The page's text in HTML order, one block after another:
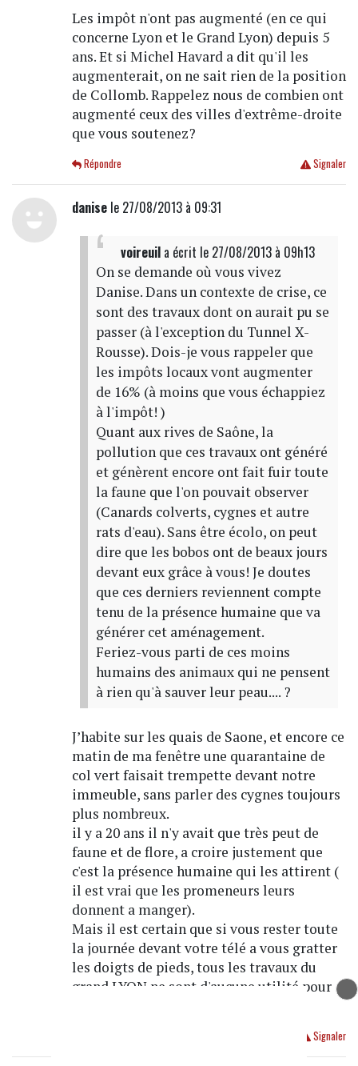
Les impôt n'ont pas augmenté (en ce qui
concerne Lyon et le Grand Lyon) depuis 5
ans. Et si Michel Havard a dit qu'il les
augmenterait, on ne sait rien de la position
de Collomb. Rappelez nous de combien ont
augmenté ceux des villes d'extrême-droite
que vous soutenez?
Signaler
Répondre
danisele 27/08/2013 à 09:31
voireuila écrit le 27/08/2013 à 09h13
On se demande où vous vivez
Danise. Dans un contexte de crise, ce
sont des travaux dont on aurait pu se
passer (à l'exception du Tunnel X-
Rousse). Dois-je vous rappeler que
les impôts locaux vont augmenter
de 16% (à moins que vous échappiez
à l'impôt! )
Quant aux rives de Saône, la
pollution que ces travaux ont généré
et génèrent encore ont fait fuir toute
la faune que l'on pouvait observer
(Canards colverts, cygnes et autre
rats d'eau). Sans être écolo, on peut
dire que les bobos ont de beaux jours
devant eux grâce à vous! Je doutes
que ces derniers reviennent compte
tenu de la présence humaine que va
générer cet aménagement.
Feriez-vous parti de ces moins
humains des animaux qui ne pensent
à rien qu'à sauver leur peau.... ?
J’habite sur les quais de Saone, et encore ce
matin de ma fenêtre une quarantaine de
col vert faisait trempette devant notre
immeuble, sans parler des cygnes toujours
plus nombreux.
il y a 20 ans il n'y avait que très peut de
faune et de flore, a croire justement que
c'est la présence humaine qui les attirent (
il est vrai que les promeneurs leurs
donnent a manger).
Mais il est certain que si vous rester toute
la journée devant votre télé a vous gratter
les doigts de pieds, tous les travaux du
grand LYON ne sont d'aucune utilité pour
Signaler